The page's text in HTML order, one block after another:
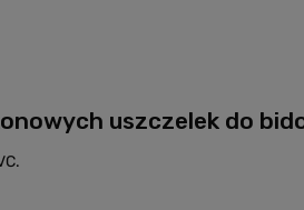
uszczelek do